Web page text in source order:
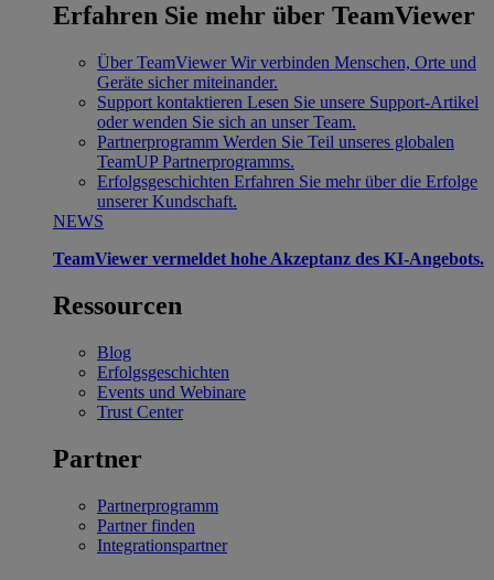
Erfahren Sie mehr über TeamViewer
Über TeamViewer Wir verbinden Menschen, Orte und
Geräte sicher miteinander.
Support kontaktieren Lesen Sie unsere Support-Artikel
oder wenden Sie sich an unser Team.
Partnerprogramm Werden Sie Teil unseres globalen
TeamUP Partnerprogramms.
Erfolgsgeschichten Erfahren Sie mehr über die Erfolge
unserer Kundschaft.
NEWS
TeamViewer vermeldet hohe Akzeptanz des KI-Angebots.
Ressourcen
Blog
Erfolgsgeschichten
Events und Webinare
Trust Center
Partner
Partnerprogramm
Partner finden
Integrationspartner